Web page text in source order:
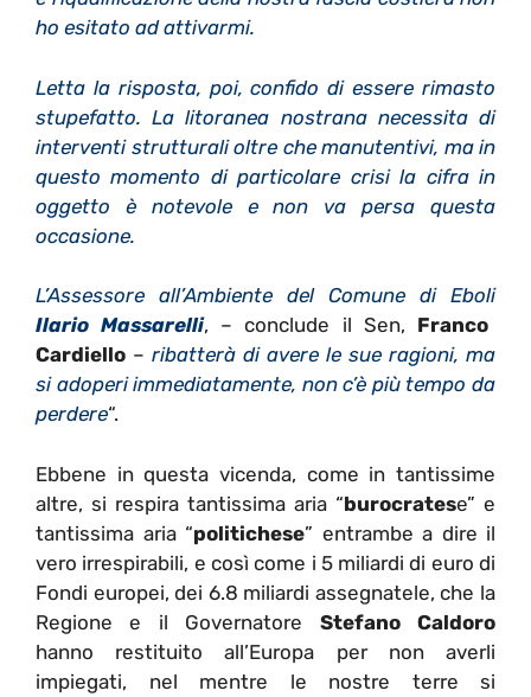
ho esitato ad attivarmi.
Letta la risposta, poi, confido di essere rimasto
stupefatto. La litoranea nostrana necessita di
interventi strutturali oltre che manutentivi, ma in
questo momento di particolare crisi la cifra in
oggetto è notevole e non va persa questa
occasione.
L’Assessore all’Ambiente del Comune di Eboli
Ilario Massarelli, – conclude il Sen, Franco
Cardiello – ribatterà di avere le sue ragioni, ma
si adoperi immediatamente, non c’è più tempo da
perdere“.
Ebbene in questa vicenda, come in tantissime
altre, si respira tantissima aria “burocratese” e
tantissima aria “politichese” entrambe a dire il
vero irrespirabili, e così come i 5 miliardi di euro di
Fondi europei, dei 6.8 miliardi assegnatele, che la
Regione e il Governatore Stefano Caldoro
hanno restituito all’Europa per non averli
impiegati, nel mentre le nostre terre si